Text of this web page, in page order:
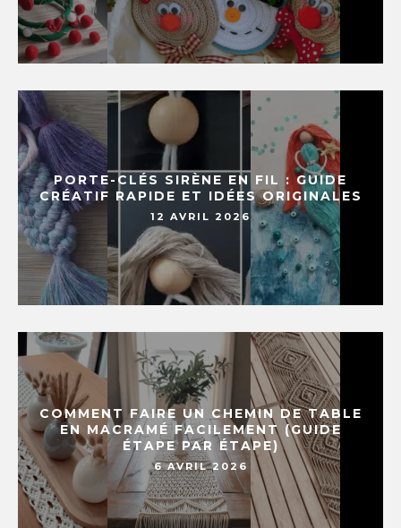
PORTE-CLÉS SIRÈNE EN FIL : GUIDE
CRÉATIF RAPIDE ET IDÉES ORIGINALES
12 AVRIL 2026
COMMENT FAIRE UN CHEMIN DE TABLE
EN MACRAMÉ FACILEMENT (GUIDE
ÉTAPE PAR ÉTAPE)
6 AVRIL 2026